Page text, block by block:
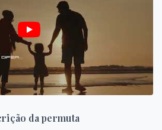
da permuta